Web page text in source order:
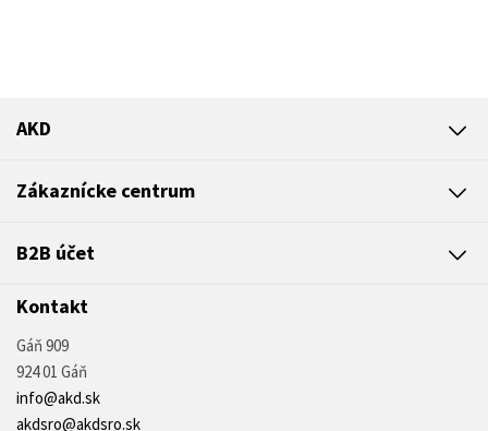
AKD
Zákaznícke centrum
B2B účet
Kontakt
Gáň 909
924 01 Gáň
info@akd.sk
akdsro@akdsro.sk